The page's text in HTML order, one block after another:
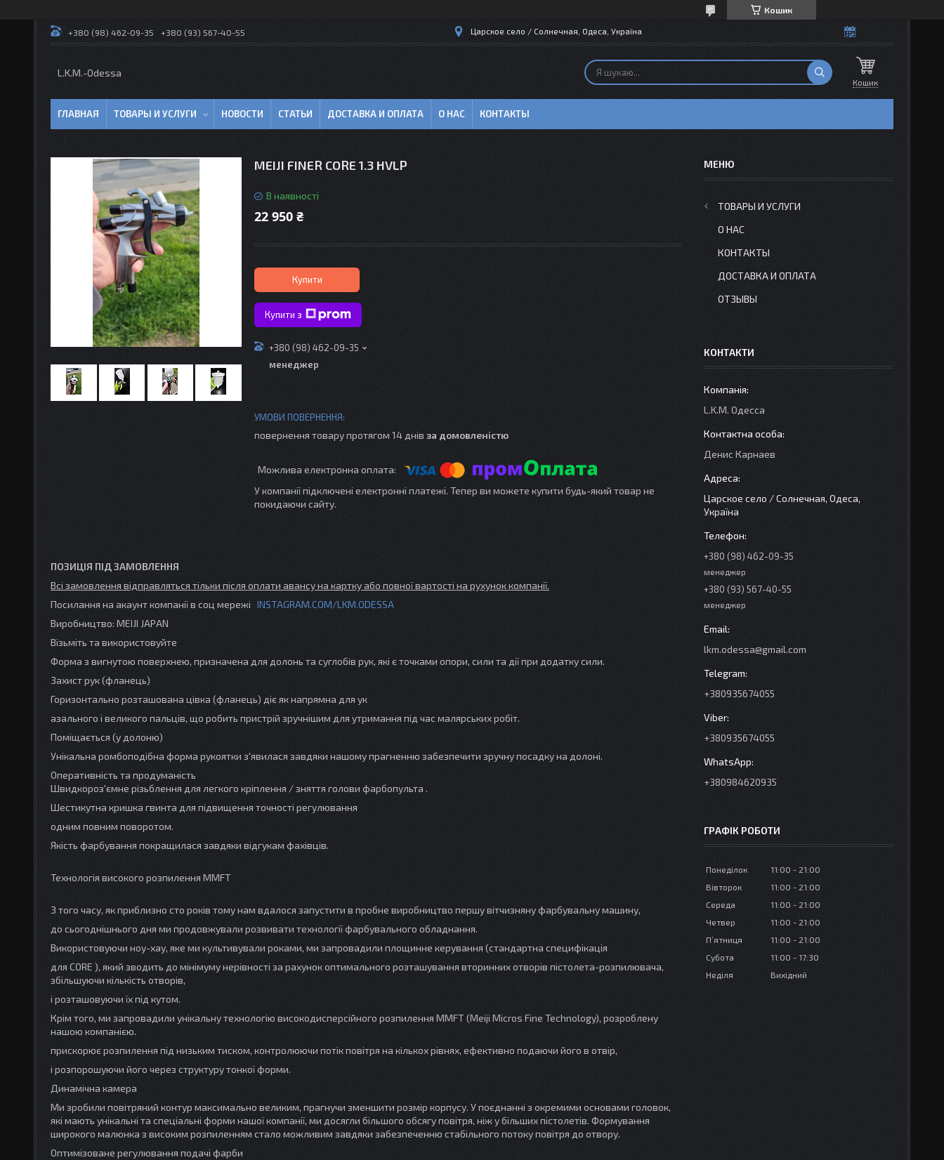
Кошик
+380 (98) 462-09-35 +380 (93) 567-40-55 Царское село / Солнечная, Одеса, Україна
L.K.M.-Odessa
Кошик
ГЛАВНАЯ ТОВАРЫ И УСЛУГИ НОВОСТИ СТАТЬИ ДОСТАВКА И ОПЛАТА О НАС КОНТАКТЫ
MEIJI FINER CORE 1.3 HVLP
В наявності
22 950 ₴
Купити
Купити з
+380 (98) 462-09-35
менеджер
повернення товару протягом 14 днів за домовленістю
У компанії підключені електронні платежі. Тепер ви можете купити будь-який товар не
покидаючи сайту.
ПОЗИЦІЯ ПІД ЗАМОВЛЕННЯ
Всі замовлення відправляться тільки після оплати авансу на картку або повної вартості на рухунок компанії.
Посилання на акаунт компанії в соц мережі INSTAGRAM.COM/LKM.ODESSA
Виробництво: MEIJI JAPAN
Візьміть та використовуйте
Форма з вигнутою поверхнею, призначена для долонь та суглобів рук, які є точками опори, сили та дії при додатку сили.
Захист рук (фланець)
Горизонтально розташована цівка (фланець) діє як напрямна для ук
азального і великого пальців, що робить пристрій зручнішим для утримання під час малярських робіт.
Поміщається (у долоню)
Унікальна ромбоподібна форма рукоятки з'явилася завдяки нашому прагненню забезпечити зручну посадку на долоні.
Оперативність та продуманість
Швидкороз'ємне різьблення для легкого кріплення / зняття голови фарбопульта .
Шестикутна кришка гвинта для підвищення точності регулювання
одним повним поворотом.
Якість фарбування покращилася завдяки відгукам фахівців.
Технологія високого розпилення MMFT
З того часу, як приблизно сто років тому нам вдалося запустити в пробне виробництво першу вітчизняну фарбувальну машину,
до сьогоднішнього дня ми продовжували розвивати технології фарбувального обладнання.
Використовуючи ноу-хау, яке ми культивували роками, ми запровадили площинне керування (стандартна специфікація
для CORE ), який зводить до мінімуму нерівності за рахунок оптимального розташування вторинних отворів пістолета-розпилювача,
збільшуючи кількість отворів,
і розташовуючи їх під кутом.
Крім того, ми запровадили унікальну технологію високодисперсійного розпилення MMFT (Meiji Micros Fine Technology), розроблену
нашою компанією.
прискорює розпилення під низьким тиском, контролюючи потік повітря на кількох рівнях, ефективно подаючи його в отвір,
і розпорошуючи його через структуру тонкої форми.
Динамічна камера
Ми зробили повітряний контур максимально великим, прагнучи зменшити розмір корпусу. У поєднанні з окремими основами головок,
які мають унікальні та спеціальні форми нашої компанії, ми досягли більшого обсягу повітря, ніж у більших пістолетів. Формування
широкого малюнка з високим розпиленням стало можливим завдяки забезпеченню стабільного потоку повітря до отвору.
Оптимізоване регулювання подачі фарби
ТОВАРЫ И УСЛУГИ
О НАС
КОНТАКТЫ
ДОСТАВКА И ОПЛАТА
ОТЗЫВЫ
КОНТАКТИ
L.K.M. Одесса
Денис Карнаев
Царское село / Солнечная, Одеса,
Україна
+380 (98) 462-09-35
менеджер
+380 (93) 567-40-55
менеджер
lkm.odessa@gmail.com
+380935674055
+380935674055
+380984620935
ГРАФІК РОБОТИ
Понеділок 11:00
21:00
Вівторок
11:00
21:00
Середа
11:00
21:00
Четвер
11:00
21:00
Пʼятниця
11:00
21:00
Субота
11:00
17:30
Неділя
Вихідний